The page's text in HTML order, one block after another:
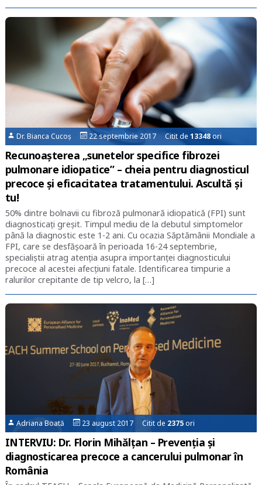
Dr. Bianca Cucoș 22 septembrie 2017 Citit de13348ori
Recunoașterea „sunetelor specifice fibrozei
pulmonare idiopatice” – cheia pentru diagnosticul
precoce și eficacitatea tratamentului. Ascultă și
tu!
50% dintre bolnavii cu fibroză pulmonară idiopatică (FPI) sunt
diagnosticați greșit. Timpul mediu de la debutul simptomelor
până la diagnostic este 1-2 ani. Cu ocazia Săptămânii Mondiale a
FPI, care se desfășoară în perioada 16-24 septembrie,
specialiștii atrag atenția asupra importanței diagnosticului
precoce al acestei afecțiuni fatale. Identificarea timpurie a
ralurilor crepitante de tip velcro, la […]
Adriana Boată 23 august 2017 Citit de 2375ori
INTERVIU: Dr. Florin Mihălțan – Prevenția și
diagnosticarea precoce a cancerului pulmonar în
România